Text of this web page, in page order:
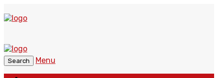
Search
Menu